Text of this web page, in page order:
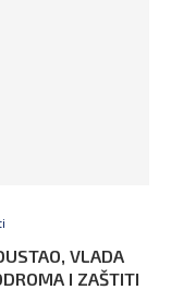
VLADA
I ZAŠTITI